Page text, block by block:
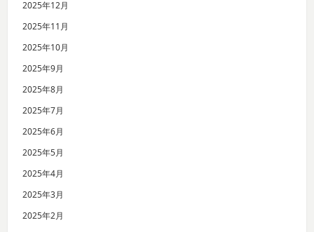
2025年12月
2025年11月
2025年10月
2025年9月
2025年8月
2025年7月
2025年6月
2025年5月
2025年4月
2025年3月
2025年2月